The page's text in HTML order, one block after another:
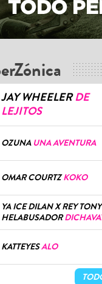
JAY WHEELERDE
LEJITOS
OZUNA UNA AVENTURA
OMAR COURTZKOKO
YA ICE DILAN X REY
HELABUSADOR
KATTEYESALO